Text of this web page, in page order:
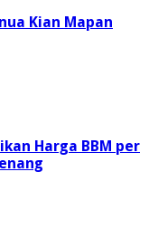
Kian Mapan
Harga BBM per